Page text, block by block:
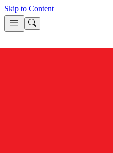
Skip to Content